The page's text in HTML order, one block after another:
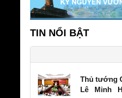
TIN NỔI BẬT
Thủ tướng
Lê Minh